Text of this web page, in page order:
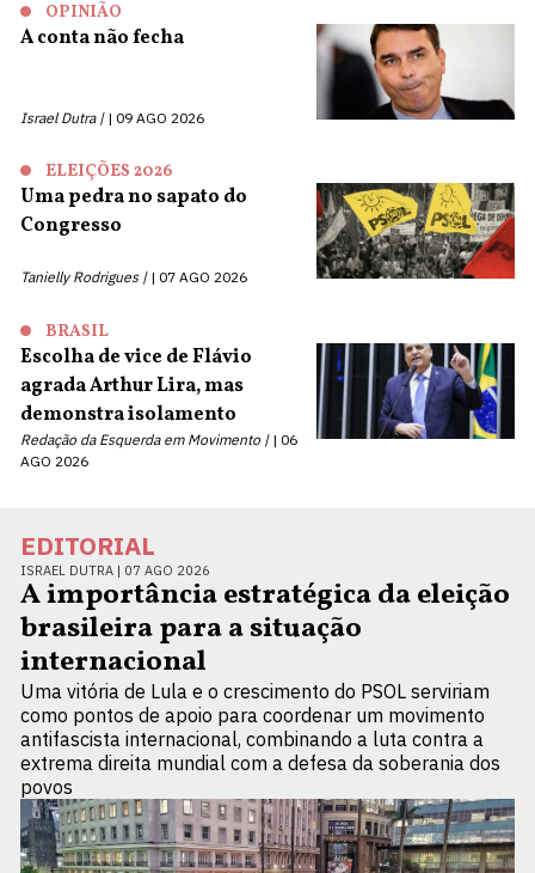
OPINIÃO
A conta não fecha
Israel Dutra | 09 AGO 2026
ELEIÇÕES 2026
Uma pedra no sapato do
Congresso
Tanielly Rodrigues | 07 AGO 2026
BRASIL
Escolha de vice de Flávio
agrada Arthur Lira, mas
demonstra isolamento
Redação da Esquerda em Movimento |
06
AGO 2026
EDITORIAL
ISRAEL DUTRA | 07 AGO 2026
A importância estratégica da eleição
brasileira para a situação
internacional
Uma vitória de Lula e o crescimento do PSOL serviriam
como pontos de apoio para coordenar um movimento
antifascista internacional, combinando a luta contra a
extrema direita mundial com a defesa da soberania dos
povos